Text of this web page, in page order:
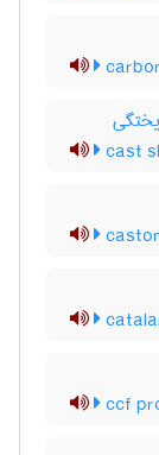
cast
ccf